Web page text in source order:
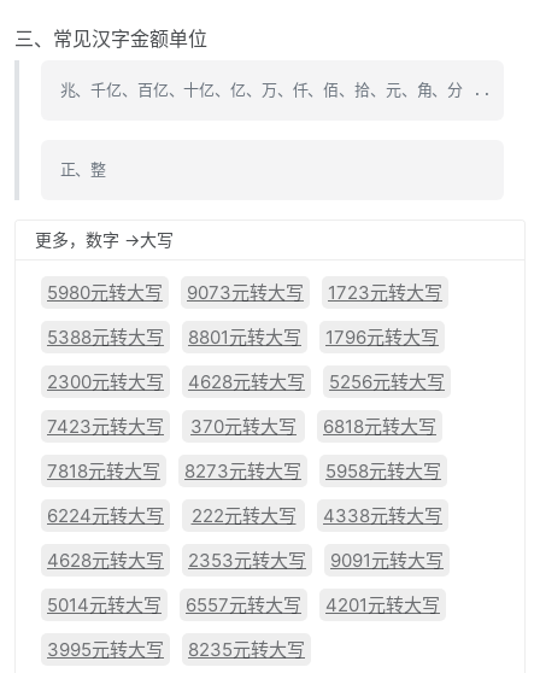
三、常见汉字金额单位
兆、千亿、百亿、十亿、亿、万、仟、佰、拾、元、角、分 ..
正、整
更多，数字 ->大写
5980元转大写 9073元转大写
1723元转大写
5388元转大写
8801元转大写
1796元转大写
2300元转大写
4628元转大写
5256元转大写
7423元转大写
370元转大写
6818元转大写
7818元转大写
8273元转大写
5958元转大写
6224元转大写
222元转大写
4338元转大写
4628元转大写
2353元转大写
9091元转大写
5014元转大写
6557元转大写
4201元转大写
3995元转大写
8235元转大写